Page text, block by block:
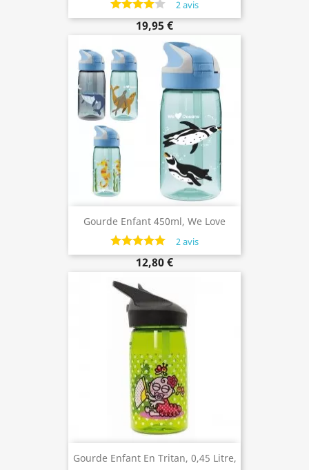
2 avis
19,95 €
Gourde Enfant 450ml, We Love
Oceans, Bouchon Paille
2 avis
12,80 €
Gourde Enfant En Tritan, 0,45 Litre,